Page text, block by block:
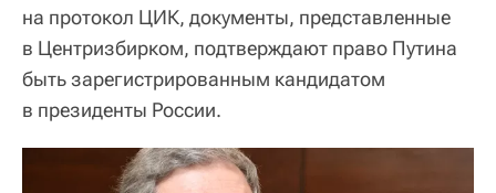
на протокол ЦИК, документы, представленные
в Центризбирком, подтверждают право Путина
быть зарегистрированным кандидатом
в президенты России.